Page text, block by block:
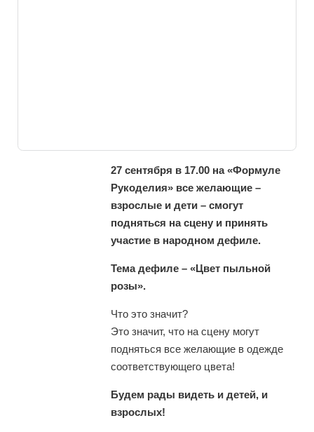
27 сентября в 17.00 на «Формуле
Рукоделия» все желающие –
взрослые и дети – смогут
подняться на сцену и принять
участие в народном дефиле.
Тема дефиле – «Цвет пыльной
розы».
Что это значит?
Это значит, что на сцену могут
подняться все желающие в одежде
соответствующего цвета!
Будем рады видеть и детей, и
взрослых!